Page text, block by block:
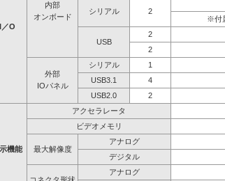
I／O
内部
オンボード
シリアル 2
※付
USB
2
2
外部
IOパネル
シリアル 1
USB3.1
4
USB2.0
2
機能
アクセラレータ
ビデオメモリ
最大解像度
アナログ
デジタル
アナログ